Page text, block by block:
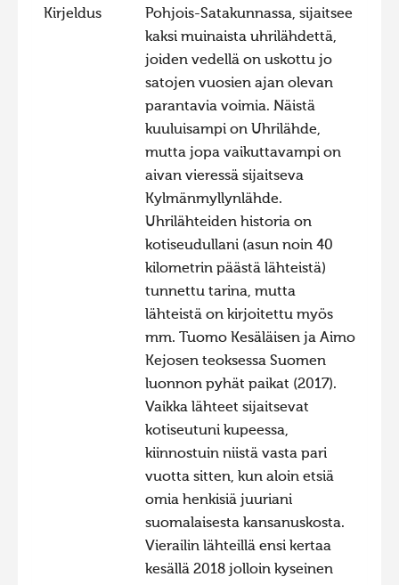
Hiite kuvavõistlus 2010
Hiite kuvavõistlus 2008
Kirjeldus
Pohjois-Satakunnassa, sijaitsee
kaksi muinaista uhrilähdettä,
joiden vedellä on uskottu jo
satojen vuosien ajan olevan
parantavia voimia. Näistä
kuuluisampi on Uhrilähde,
mutta jopa vaikuttavampi on
aivan vieressä sijaitseva
Kylmänmyllynlähde.
Uhrilähteiden historia on
kotiseudullani (asun noin 40
kilometrin päästä lähteistä)
tunnettu tarina, mutta
lähteistä on kirjoitettu myös
mm. Tuomo Kesäläisen ja Aimo
Kejosen teoksessa Suomen
luonnon pyhät paikat (2017).
Vaikka lähteet sijaitsevat
kotiseutuni kupeessa,
kiinnostuin niistä vasta pari
vuotta sitten, kun aloin etsiä
omia henkisiä juuriani
suomalaisesta kansanuskosta.
Vierailin lähteillä ensi kertaa
kesällä 2018 jolloin kyseinen